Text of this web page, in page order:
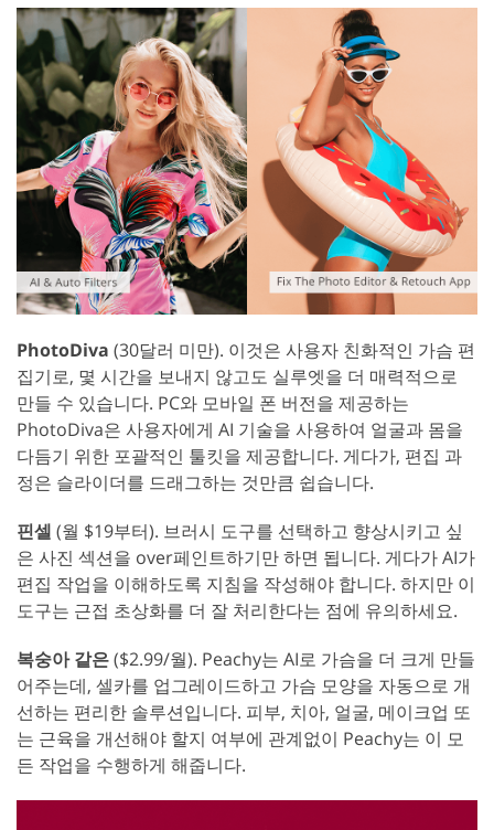
PhotoDiva (30달러 미만). 이것은 사용자 친화적인 가슴 편
집기로, 몇 시간을 보내지 않고도 실루엣을 더 매력적으로
만들 수 있습니다. PC와 모바일 폰 버전을 제공하는
PhotoDiva은 사용자에게 AI 기술을 사용하여 얼굴과 몸을
다듬기 위한 포괄적인 툴킷을 제공합니다. 게다가, 편집 과
정은 슬라이더를 드래그하는 것만큼 쉽습니다.
핀셀 (월 $19부터). 브러시 도구를 선택하고 향상시키고 싶
은 사진 섹션을 over페인트하기만 하면 됩니다. 게다가 AI가
편집 작업을 이해하도록 지침을 작성해야 합니다. 하지만 이
도구는 근접 초상화를 더 잘 처리한다는 점에 유의하세요.
복숭아 같은($2.99/월). Peachy는 AI로 가슴을 더 크게 만들
어주는데, 셀카를 업그레이드하고 가슴 모양을 자동으로 개
선하는 편리한 솔루션입니다. 피부, 치아, 얼굴, 메이크업 또
는 근육을 개선해야 할지 여부에 관계없이 Peachy는 이 모
든 작업을 수행하게 해줍니다.